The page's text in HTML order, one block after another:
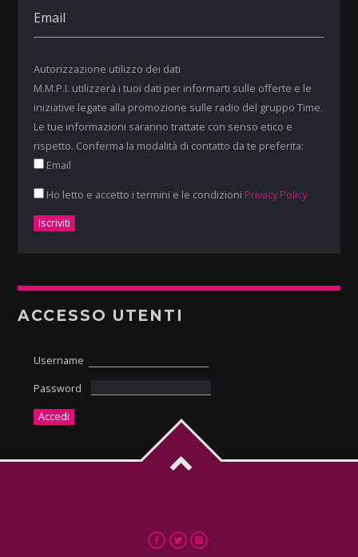
Autorizzazione utilizzo dei dati
M.M.P.I. utilizzerà i tuoi dati per informarti sulle offerte e le
iniziative legate alla promozione sulle radio del gruppo Time.
Le tue informazioni saranno trattate con senso etico e
rispetto. Conferma la modalità di contatto da te preferita:
Email
Ho letto e accetto i termini e le condizioni Privacy Policy
ACCESSO UTENTI
Username
Password